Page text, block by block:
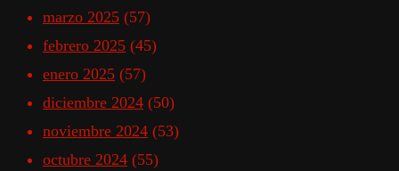
marzo 2025 (57)
febrero 2025 (45)
enero 2025 (57)
diciembre 2024 (50)
noviembre 2024 (53)
octubre 2024 (55)